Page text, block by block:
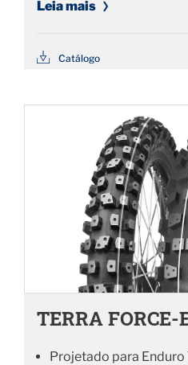
Leia mais
Catálogo
TERRA FORCE-
Projetado para